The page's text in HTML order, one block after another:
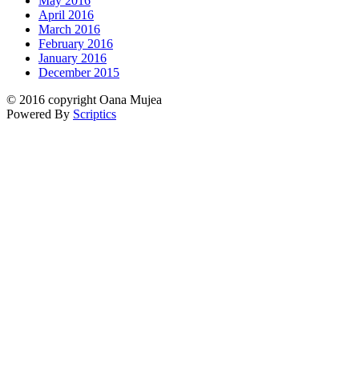
April 2016
March 2016
February 2016
January 2016
December 2015
© 2016 copyright Oana Mujea
Powered By Scriptics